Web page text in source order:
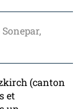
,
(canton
et